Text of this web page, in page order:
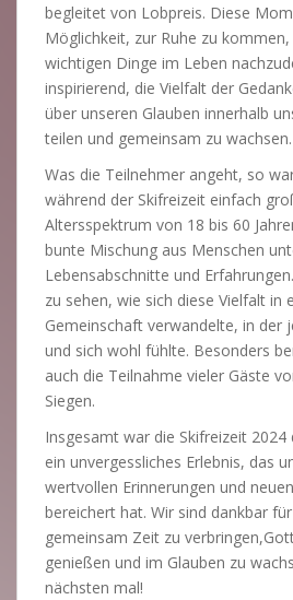
begleitet von Lobpreis. Diese
Möglichkeit, zur Ruhe zu
wichtigen Dinge im Leben
inspirierend, die Vielfalt der
über unseren Glauben innerhalb
teilen und gemeinsam zu wachsen.
Was die Teilnehmer angeht, so
während der Skifreizeit einfach
Altersspektrum von 18 bis 60
bunte Mischung aus Menschen
Lebensabschnitte und
zu sehen, wie sich diese Vielfalt in
Gemeinschaft verwandelte, in der
und sich wohl fühlte. Besonders
auch die Teilnahme vieler Gäste
Siegen.
Insgesamt war die Skifreizeit 2024
ein unvergessliches Erlebnis, das
wertvollen Erinnerungen und
bereichert hat. Wir sind dankbar
gemeinsam Zeit zu
genießen und im Glauben zu
nächsten mal!